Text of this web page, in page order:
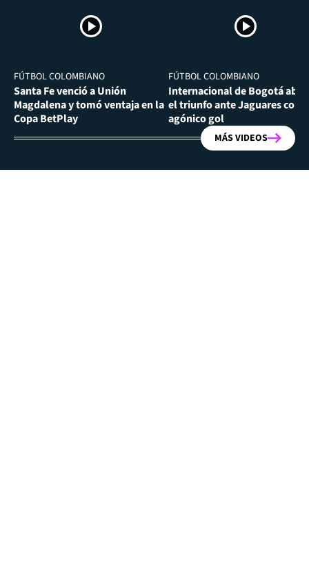
FÚTBOL COLOMBIANO
Santa Fe venció a Unión
Magdalena y tomó ventaja en la
Copa BetPlay
FÚTBOL COLOMBIANO
Internacional de Bogotá
el triunfo ante Jaguares con
agónico gol
MÁS VIDEOS